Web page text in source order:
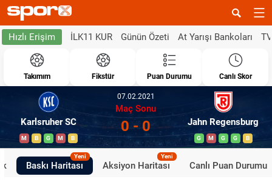
Hızlı Erişim İLK11 KUR Günün Özeti At Yarışı Bankoları
Takımım Fikstür Puan Durumu Canlı Skor
Karlsruher SC
M B G M B
07.02.2021
Maç Sonu
0 - 0 Jahn Regensburg
G M G G B
Baskı Haritası
Yeni
Aksiyon Haritası
Yeni
Canlı Puan Durumu